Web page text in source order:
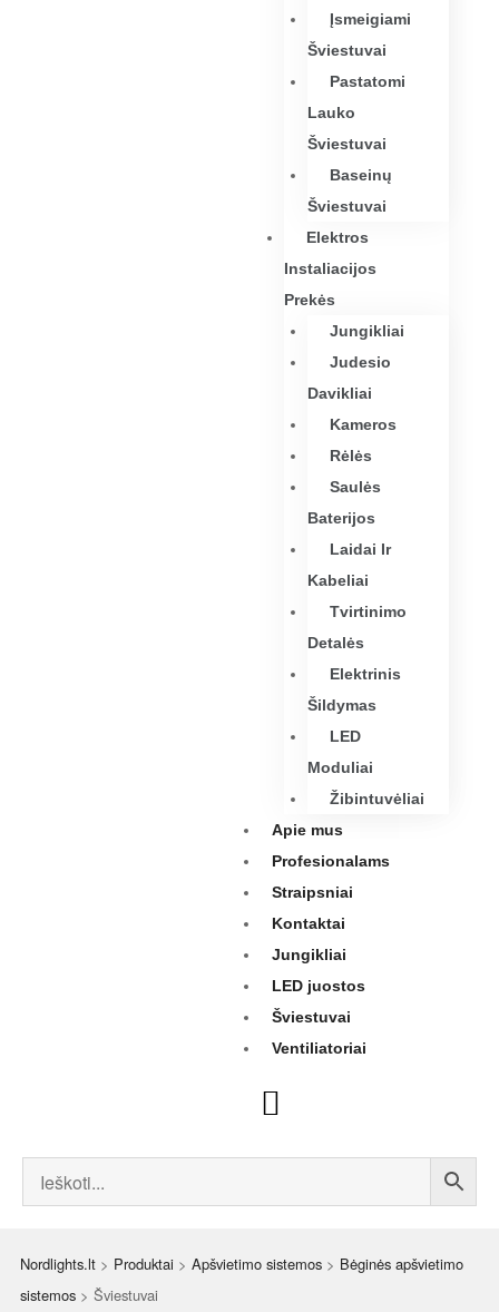
Įsmeigiami
Šviestuvai
Pastatomi
Lauko
Šviestuvai
Baseinų
Šviestuvai
Elektros
Instaliacijos
Prekės
Jungikliai
Judesio
Davikliai
Kameros
Rėlės
Saulės
Baterijos
Laidai Ir
Kabeliai
Tvirtinimo
Detalės
Elektrinis
Šildymas
LED
Moduliai
Žibintuvėliai
Apie mus
Profesionalams
Straipsniai
Kontaktai
Jungikliai
LED juostos
Šviestuvai
Ventiliatoriai
Nordlights.lt > Produktai > Apšvietimo sistemos > Bėginės apšvietimo
sistemos > Šviestuvai